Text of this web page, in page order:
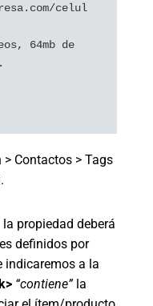
celul
64mb de
Contactos > Tags
propiedad deberá
definidos por
indicaremos a la
“contiene”la